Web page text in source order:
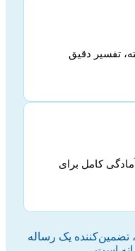
تفسیر دقیق
کامل برای
تضمین‌کننده یک رساله